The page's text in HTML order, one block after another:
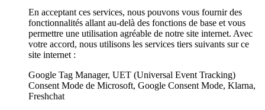
En acceptant ces services, nous pouvons vous fournir des
fonctionnalités allant au-delà des fonctions de base et vous
permettre une utilisation agréable de notre site internet. Avec
votre accord, nous utilisons les services tiers suivants sur ce
site internet :
Google Tag Manager, UET (Universal Event Tracking)
Consent Mode de Microsoft, Google Consent Mode, Klarna,
Freshchat